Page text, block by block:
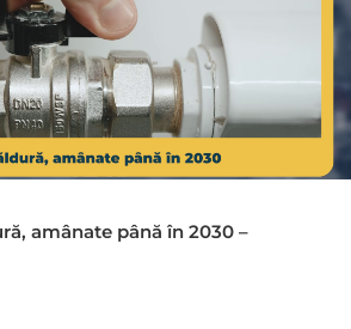
amânate până în 2030 –